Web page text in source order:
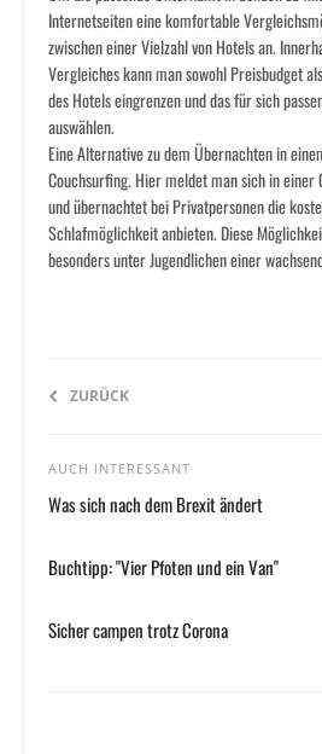
Internetseiten eine komfortable
zwischen einer Vielzahl von Hotels an.
Vergleiches kann man sowohl Preisbudget
des Hotels eingrenzen und das für sich
auswählen.
Eine Alternative zu dem Übernachten in
Couchsurfing. Hier meldet man sich in einer
und übernachtet bei Privatpersonen die
Schlafmöglichkeit anbieten. Diese
besonders unter Jugendlichen einer
ZURÜCK
AUCH INTERESSANT
Was sich nach dem Brexit ändert
Buchtipp: "Vier Pfoten und ein Van"
Sicher campen trotz Corona